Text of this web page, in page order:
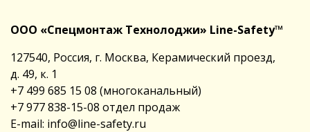
ООО «Спецмонтаж Технолоджи» Line-Safety™
127540, Россия, г. Москва, Керамический проезд,
д. 49, к. 1
+7 499 685 15 08 (многоканальный)
+7 977 838-15-08 отдел продаж
E-mail: info@line-safety.ru